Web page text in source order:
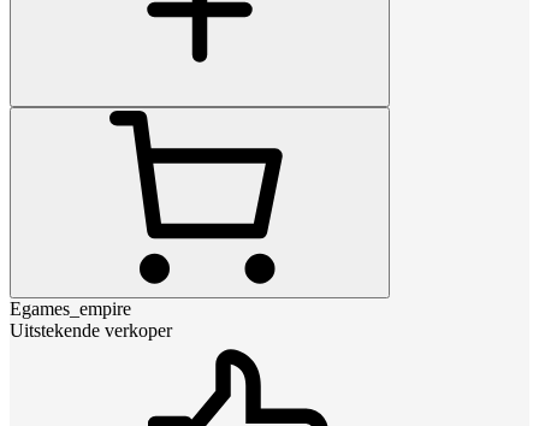
Egames_empire
Uitstekende verkoper